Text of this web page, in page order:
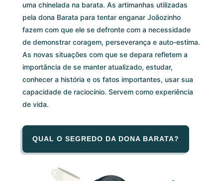
uma chinelada na barata. As artimanhas utilizadas
pela dona Barata para tentar enganar Joãozinho
fazem com que ele se defronte com a necessidade
de demonstrar coragem, perseverança e auto-estima.
As novas situações com que se depara refletem a
importância de se manter atualizado, estudar,
conhecer a história e os fatos importantes, usar sua
capacidade de raciocínio. Servem como experiência
de vida.
QUAL O SEGREDO DA DONA BARATA?